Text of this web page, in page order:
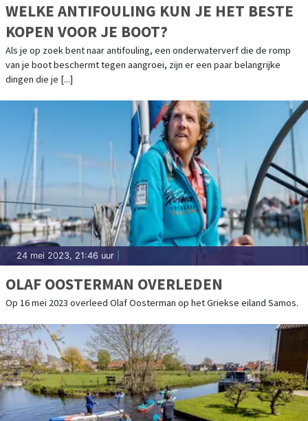
WELKE ANTIFOULING KUN JE HET BESTE
KOPEN VOOR JE BOOT?
Als je op zoek bent naar antifouling, een onderwaterverf die de romp
van je boot beschermt tegen aangroei, zijn er een paar belangrijke
dingen die je [...]
24 mei 2023, 21:46 uur
OLAF OOSTERMAN OVERLEDEN
Op 16 mei 2023 overleed Olaf Oosterman op het Griekse eiland Samos.